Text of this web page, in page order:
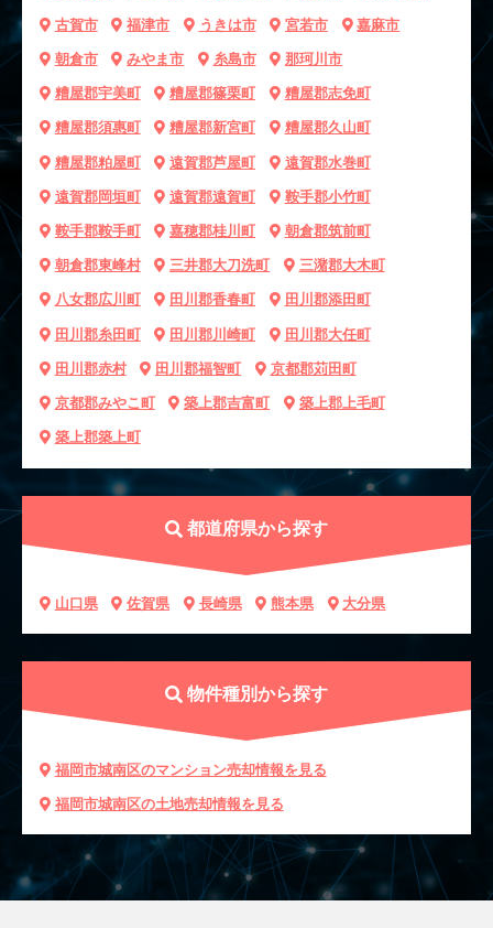
古賀市 福津市 うきは市 宮若市 嘉麻市
朝倉市 みやま市 糸島市 那珂川市
糟屋郡宇美町 糟屋郡篠栗町 糟屋郡志免町
糟屋郡須惠町 糟屋郡新宮町 糟屋郡久山町
糟屋郡粕屋町 遠賀郡芦屋町 遠賀郡水巻町
遠賀郡岡垣町 遠賀郡遠賀町 鞍手郡小竹町
鞍手郡鞍手町 嘉穂郡桂川町 朝倉郡筑前町
朝倉郡東峰村 三井郡大刀洗町 三潴郡大木町
八女郡広川町 田川郡香春町 田川郡添田町
田川郡糸田町 田川郡川崎町 田川郡大任町
田川郡赤村 田川郡福智町 京都郡苅田町
京都郡みやこ町 築上郡吉富町 築上郡上毛町
築上郡築上町
都道府県から探す
山口県 佐賀県 長崎県 熊本県 大分県
物件種別から探す
福岡市城南区のマンション売却情報を見る
福岡市城南区の土地売却情報を見る